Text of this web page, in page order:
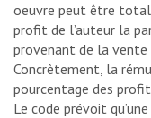
oeuvre peut être
profit de l’auteur la
provenant de la vente
Concrètement, la
pourcentage des
Le code prévoit